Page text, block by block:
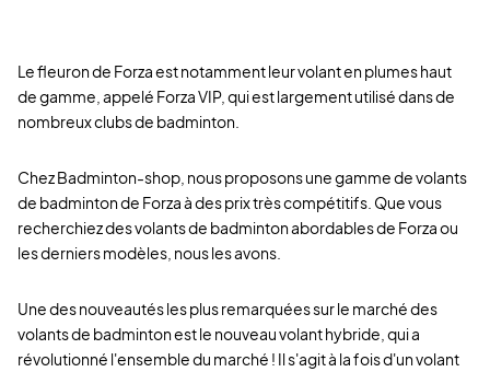
Le fleuron de Forza est notamment leur volant en plumes haut
de gamme, appelé Forza VIP, qui est largement utilisé dans de
nombreux clubs de badminton.
Chez Badminton-shop, nous proposons une gamme de volants
de badminton de Forza à des prix très compétitifs. Que vous
recherchiez des volants de badminton abordables de Forza ou
les derniers modèles, nous les avons.
Une des nouveautés les plus remarquées sur le marché des
volants de badminton est le nouveau volant hybride, qui a
révolutionné l'ensemble du marché ! Il s'agit à la fois d'un volant